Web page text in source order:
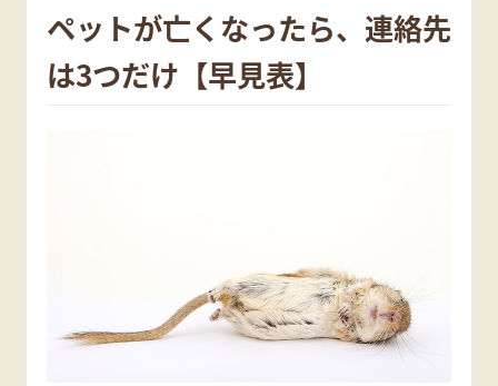
ペットが亡くなったら、連絡先
は3つだけ【早見表】